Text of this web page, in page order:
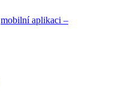
mobilní aplikaci –